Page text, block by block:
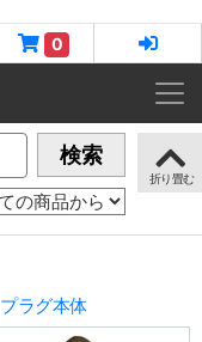
0
検索
プラグ本体